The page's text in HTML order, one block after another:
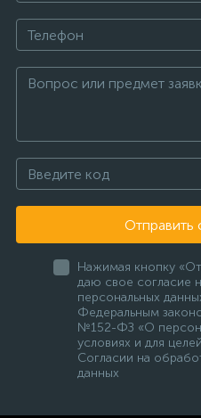
Нажимая кнопку
даю свое согласие
персональных
Федеральным
№152-ФЗ «О
условиях и для
Согласии на
данных